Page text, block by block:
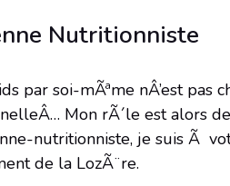
Nutritionniste
par soi-mÃªme nÂ’est
Mon rÃ´le est alors
nutritionniste, je suis Ã
de la LozÃ¨re.